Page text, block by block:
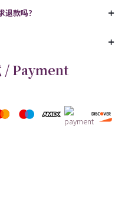
款吗？
/ Payment